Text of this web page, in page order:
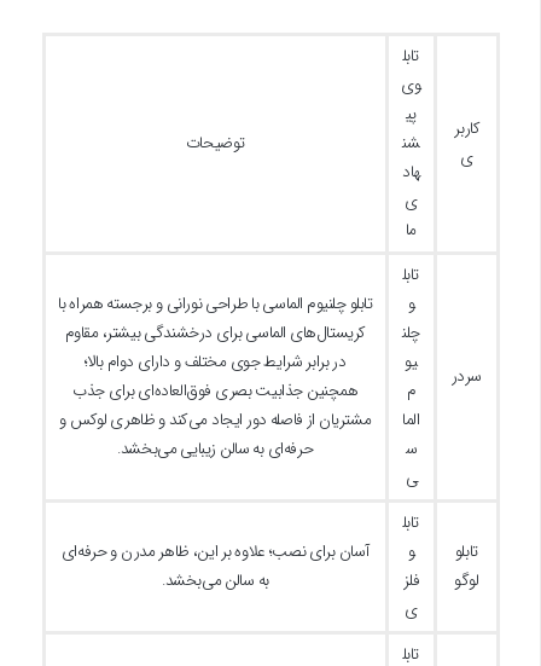
کاربر
ی
تابل
وی
پی
شن
هاد
ی
ما
توضیحات
سردر
تابل
و
چلن
یو
م
الما
س
ی
تابلو چلنیوم الماسی با طراحی نورانی و برجسته همراه با
کریستال‌های الماسی برای درخشندگی بیشتر، مقاوم
در برابر شرایط جوی مختلف و دارای دوام بالا؛
همچنین جذابیت بصری فوق‌العاده‌ای برای جذب
مشتریان از فاصله دور ایجاد می‌کند و ظاهری لوکس و
حرفه‌ای به سالن زیبایی می‌بخشد.
تابلو
لوگو
تابل
و
فلز
ی
آسان برای نصب؛ علاوه بر این، ظاهر مدرن و حرفه‌ای
به سالن می‌بخشد.
تابل